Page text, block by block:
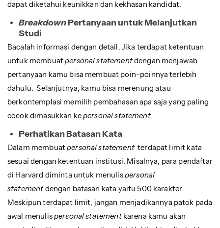
dapat diketahui keunikkan dan kekhasan kandidat.
BreakdownPertanyaan untuk Melanjutkan
Studi
Bacalah informasi dengan detail. Jika terdapat ketentuan
untuk membuatpersonal statementdengan menjawab
pertanyaan kamu bisa membuat poin-poinnya terlebih
dahulu. Selanjutnya, kamu bisa merenung atau
berkontemplasi memilih pembahasan apa saja yang paling
cocok dimasukkan kepersonal statement.
Perhatikan Batasan Kata
Dalam membuatpersonal statement terdapat limit kata
sesuai dengan ketentuan institusi. Misalnya, para pendaftar
di Harvard diminta untuk menulispersonal
statement dengan batasan kata yaitu 500 karakter.
Meskipun terdapat limit, jangan menjadikannya patok pada
awal menulispersonal statement karena kamu akan